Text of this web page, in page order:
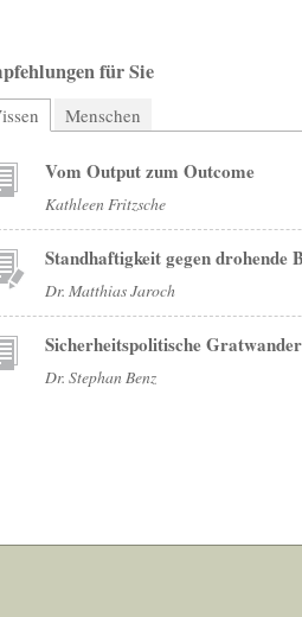
für Sie
(aktiver Reiter)
Menschen
Vom Output zum Outcome
Kathleen Fritzsche
Standhaftigkeit gegen drohende
Dr. Matthias Jaroch
Sicherheitspolitische
Dr. Stephan Benz